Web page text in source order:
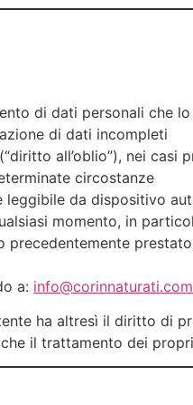
di dati personali che
di dati incompleti
all’oblio”), nei casi
circostanze
da dispositivo
momento, in
precedentemente
a: info@corinnaturati.com
ha altresì il diritto di
il trattamento dei